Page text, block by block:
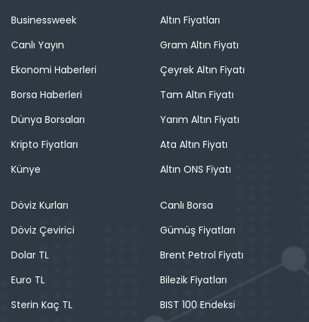
Businessweek
Canlı Yayın
Ekonomi Haberleri
Borsa Haberleri
Dünya Borsaları
Kripto Fiyatları
Künye
Altın Fiyatları
Gram Altın Fiyatı
Çeyrek Altın Fiyatı
Tam Altın Fiyatı
Yarım Altın Fiyatı
Ata Altın Fiyatı
Altın ONS Fiyatı
Döviz Kurları
Döviz Çevirici
Dolar TL
Euro TL
Sterin Kaç TL
Canlı Borsa
Gümüş Fiyatları
Brent Petrol Fiyatı
Bilezik Fiyatları
BIST 100 Endeksi